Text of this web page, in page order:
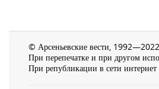
© Арсеньевские вести,
При перепечатке и при другом
При републикации в сети интернет